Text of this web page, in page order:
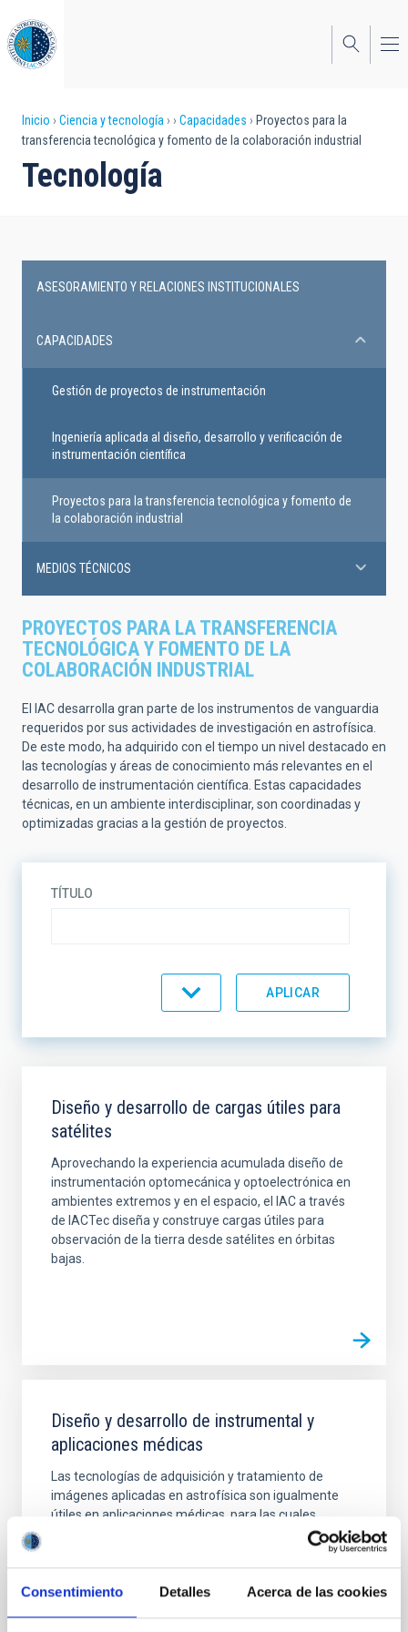
Consentimiento Detalles Acerca de las cookies
al
contenido
principal
Sobrescribir
enlaces
de
a
la
Inicio Ciencia y tecnología Capacidades
Proyectos para la
transferencia tecnológica y fomento de la colaboración industrial
Tecnología
PROYECTOS PARA LA TRANSFERENCIA
TECNOLÓGICA Y FOMENTO DE LA
COLABORACIÓN INDUSTRIAL
El IAC desarrolla gran parte de los instrumentos de vanguardia
requeridos por sus actividades de investigación en astrofísica.
De este modo, ha adquirido con el tiempo un nivel destacado en
las tecnologías y áreas de conocimiento más relevantes en el
desarrollo de instrumentación científica. Estas capacidades
técnicas, en un ambiente interdisciplinar, son coordinadas y
optimizadas gracias a la gestión de proyectos.
TÍTULO
Diseño y desarrollo de cargas útiles para
satélites
Aprovechando la experiencia acumulada diseño de
instrumentación optomecánica y optoelectrónica en
ambientes extremos y en el espacio, el IAC a través
de IACTec diseña y construye cargas útiles para
observación de la tierra desde satélites en órbitas
bajas.
Diseño y desarrollo de instrumental y
aplicaciones médicas
Las tecnologías de adquisición y tratamiento de
imágenes aplicadas en astrofísica son igualmente
útiles en aplicaciones médicas, para las cuales
comercial y de apoyo al crecimiento sostenible en
países en vía de desarrollo
ASESORAMIENTO Y RELACIONES INSTITUCIONALES
CAPACIDADES
Gestión de proyectos de instrumentación
Ingeniería aplicada al diseño, desarrollo y verificación de
instrumentación científica
Proyectos para la transferencia tecnológica y fomento de
la colaboración industrial
MEDIOS TÉCNICOS